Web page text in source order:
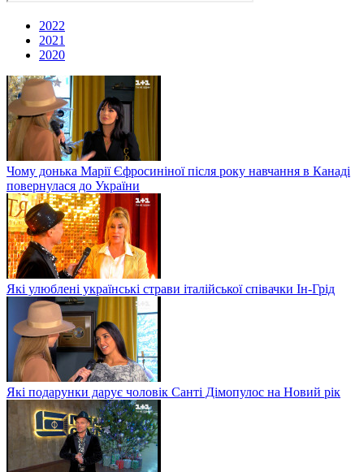
2022
2021
2020
Чому донька Марії Єфросиніної після року навчання в Канаді
повернулася до України
Які улюблені українські страви італійської співачки Ін-Грід
Які подарунки дарує чоловік Санті Дімопулос на Новий рік